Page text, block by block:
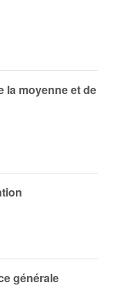
la moyenne et de
générale